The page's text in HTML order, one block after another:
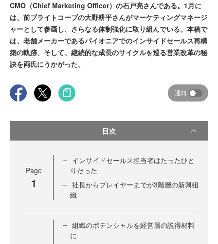
CMO（Chief Marketing Officer）の石戸亮さんである。1月に
は、前ブライトコーブの大野耕平さんがマーケティングマネージ
ャーとして参画し、さらなる体制強化に取り組んでいる。本稿で
は、老舗メーカーであるパイオニアでのインサイドセールス再構
築の軌跡、そして、継続的な成長のサイクルを巡る営業改革の秘
訣を両氏にうかがった。
通知
目次
Page
1
インサイドセールス担当者はたったひと
りだった
社長からプレイヤーまでが3階層の新興組
織
組織のポテンシャルを経営層の説得材料
に